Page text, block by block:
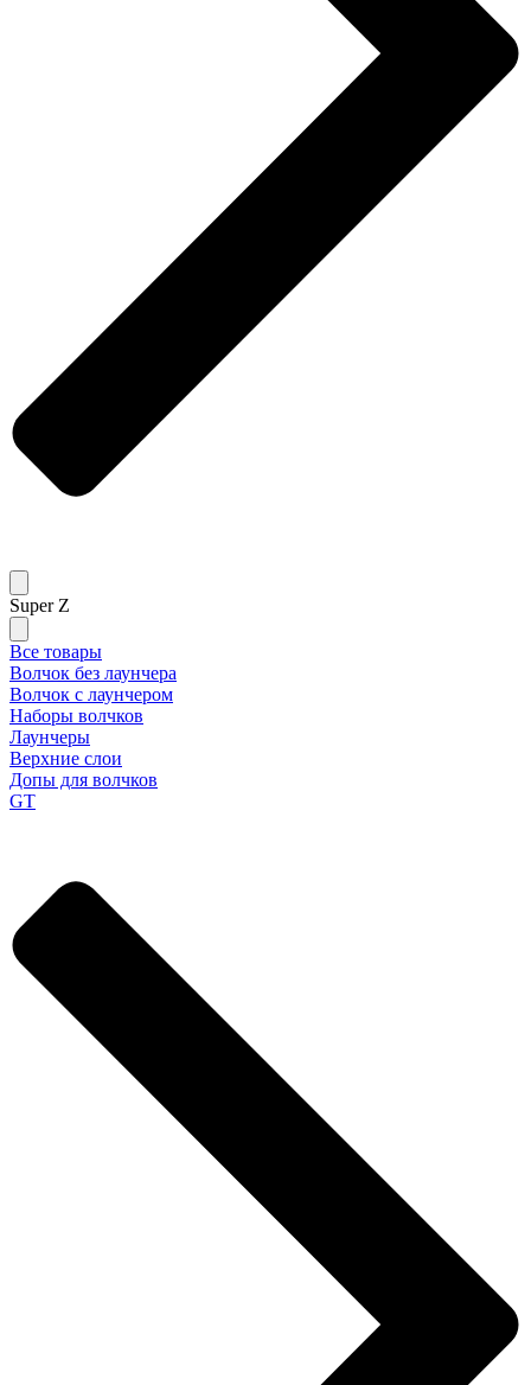
Super Z
Все товары
Волчок без лаунчера
Волчок с лаунчером
Наборы волчков
Лаунчеры
Верхние слои
Допы для волчков
GT